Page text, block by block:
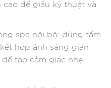
cao để giấu kỹ thuật và
spa nội bộ: dùng tấm
hợp ánh sáng gián
tạo cảm giác nhẹ